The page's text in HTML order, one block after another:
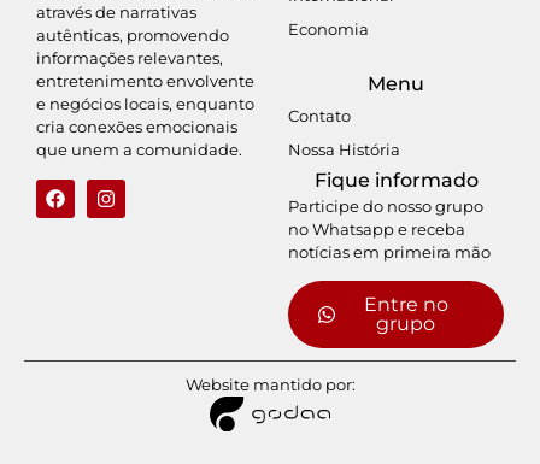
através de narrativas
autênticas, promovendo
informações relevantes,
entretenimento envolvente
e negócios locais, enquanto
cria conexões emocionais
que unem a comunidade.
Economia
Menu
Contato
Nossa História
Fique informado
Participe do nosso grupo
no Whatsapp e receba
notícias em primeira mão
Entre no
grupo
Website mantido por: